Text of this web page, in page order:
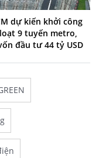
dự kiến khởi công
9 tuyến metro,
đầu tư 44 tỷ USD